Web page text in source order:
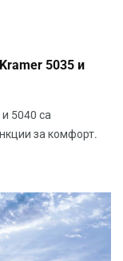
5035 и
5040 са
за комфорт.